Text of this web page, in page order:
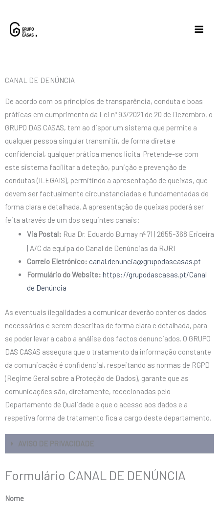
CANAL DE DENÚNCIA
De acordo com os princípios de transparência, conduta e boas
práticas em cumprimento da Lei nº 93/2021 de 20 de Dezembro, o
GRUPO DAS CASAS, tem ao dispor um sistema que permite a
qualquer pessoa singular transmitir, de forma direta e
confidencial, qualquer prática menos licita. Pretende-se com
este sistema facilitar a deteção, punição e prevenção de
condutas (ILEGAIS), permitindo a apresentação de queixas, que
devem ser factualmente circunstanciadas e fundamentadas de
forma clara e detalhada. A apresentação de queixas poderá ser
feita através de um dos seguintes canais:
Via Postal: Rua Dr. Eduardo Burnay nº 71 | 2655-368 Ericeira
| A/C da equipa do Canal de Denúncias da RJRI
Correio Eletrónico: canal.denuncia@grupodascasas.pt
Formulário do Website: https://grupodascasas.pt/Canal
de Denúncia
As eventuais ilegalidades a comunicar deverão conter os dados
necessários e serem descritas de forma clara e detalhada, para
se poder levar a cabo a análise dos factos denunciados. O GRUPO
DAS CASAS assegura que o tratamento da informação constante
da comunicação é confidencial, respeitando as normas de RGPD
(Regime Geral sobre a Proteção de Dados), garante que as
comunicações são, diretamente, rececionadas pelo
Departamento de Qualidade e que o acesso aos dados e a
respetiva forma de tratamento fica a cargo deste departamento.
AVISO DE PRIVACIDADE
Formulário CANAL DE DENÚNCIA
Nome